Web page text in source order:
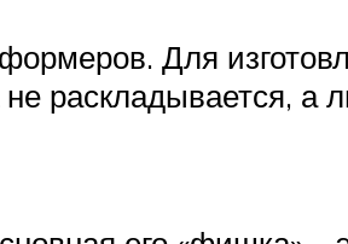
Для
раскладывается, а